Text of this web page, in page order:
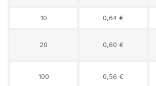
10 0,64 €
20 0,60 €
100 0,56 €